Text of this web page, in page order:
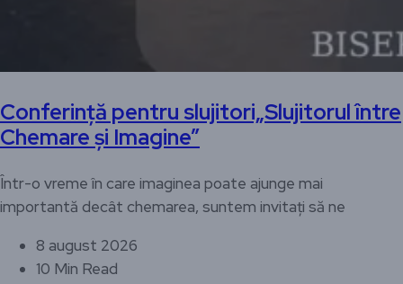
Conferință pentru slujitori„Slujitorul între
Chemare și Imagine”
Într-o vreme în care imaginea poate ajunge mai
importantă decât chemarea, suntem invitați să ne
8 august 2026
10 Min Read